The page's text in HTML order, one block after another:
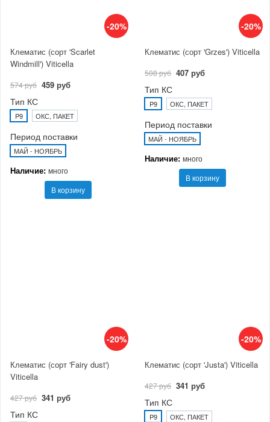
-20%
Клематис (сорт 'Scarlet
Windmill') Viticella
574 руб 459 руб
Тип КС
P9 ОКС, ПАКЕТ
Период поставки
МАЙ - НОЯБРЬ
Наличие: много
В корзину
-20%
Клематис (сорт 'Grzes') Viticella
508 руб 407 руб
Тип КС
P9 ОКС, ПАКЕТ
Период поставки
МАЙ - НОЯБРЬ
Наличие: много
В корзину
-20%
Клематис (сорт 'Fairy dust')
Viticella
427 руб 341 руб
Тип КС
-20%
Клематис (сорт 'Justa') Viticella
427 руб 341 руб
Тип КС
P9 ОКС, ПАКЕТ